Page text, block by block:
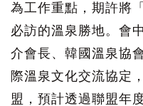
為工作重點，期許將
必訪的溫泉勝地。會
介會長、韓國溫泉協
際溫泉文化交流協定
盟，預計透過聯盟年